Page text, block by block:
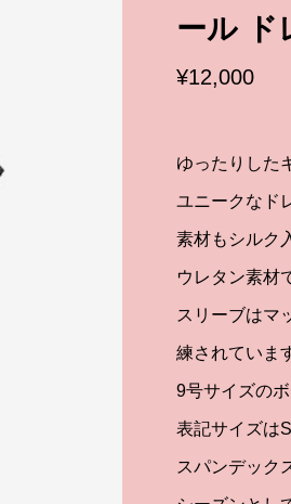
ール ド
¥12,000
ゆったりした
ユニークなド
素材もシルク
ウレタン素材
スリーブはマ
練されていま
9号サイズのボ
表記サイズは
スパンデック